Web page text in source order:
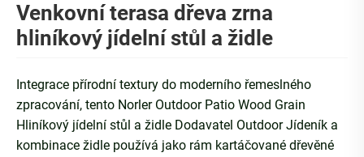
Venkovní terasa dřeva zrna
hliníkový jídelní stůl a židle
Integrace přírodní textury do moderního řemeslného
zpracování, tento Norler Outdoor Patio Wood Grain
Hliníkový jídelní stůl a židle Dodavatel Outdoor Jídeník a
kombinace židle používá jako rám kartáčované dřevěné